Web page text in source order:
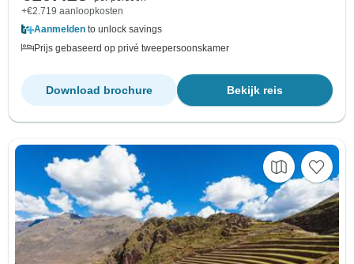
+€2.719 aanloopkosten
Aanmelden to unlock savings
Prijs gebaseerd op privé tweepersoonskamer
Bekijk reis
Download brochure